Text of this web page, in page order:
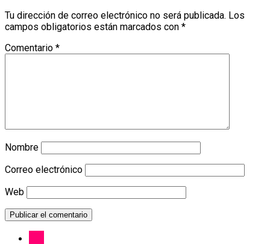
Tu dirección de correo electrónico no será publicada. Los
campos obligatorios están marcados con *
Comentario *
Nombre
Correo electrónico
Web